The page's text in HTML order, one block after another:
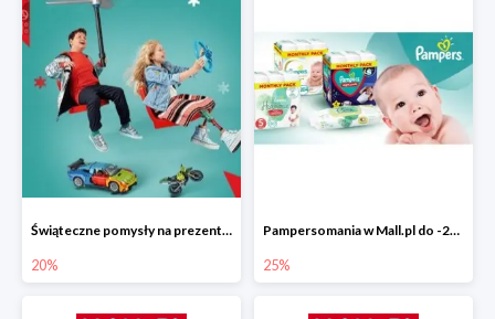
Świąteczne pomysły na prezenty od LEGO w Mall.pl do -20%
20%
Pampersomania w Mall.pl do -25%
25%